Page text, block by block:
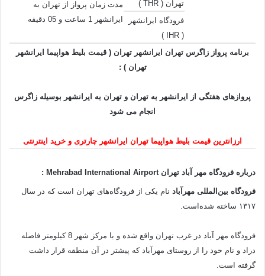
تهران ( THR )
مدت زمان پرواز از تهران به
ایرانشهر 1 ساعت و 05 دقیقه
فرودگاه ایرانشهر
(
IHR
)
برنامه پرواز زاگرس تهران ایرانشهر تهران ( قیمت بلیط هواپیما ایرانشهر
تهران ) :
پروازهای هفتگی از ایرانشهر به تهران و تهران به ایرانشهر بوسیله زاگرس
انجام می شود
ارزانترین قیمت بلیط هواپیما تهران ایرانشهر چارتری و خرید اینترنتی
درباره فرودگاه مهر آباد تهران Mehrabad International Airport :
فرودگاه بین‌المللی مهرآباد نام یکی از فرودگاه‌های تهران است که در سال
۱۳۱۷ ساخته شده‌است.
فرودگاه مهر آباد در غرب تهران واقع شده و با مرکز شهر 8 کیلومتر فاصله
دراد و نام خود را از روستای مهرآباد که پیشتر در آن منطقه قرار داشت
گرفته‌ است.